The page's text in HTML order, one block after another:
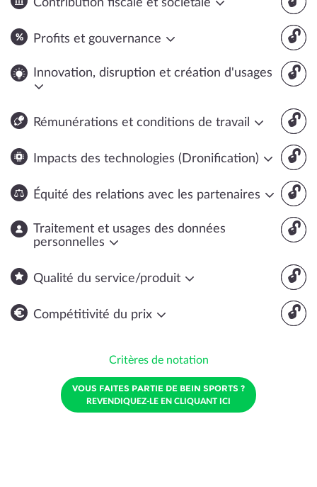
Contribution fiscale et sociétale
🔓
Profits et gouvernance
🔓
Innovation, disruption et création d'usages
🔓
Rémunérations et conditions de travail
🔓
Impacts des technologies (Dronification)
🔓
Équité des relations avec les partenaires
🔓
Traitement et usages des données
personnelles
🔓
Qualité du service/produit
🔓
Compétitivité du prix
Critères de notation
VOUS FAITES PARTIE DE BEIN SPORTS ?
REVENDIQUEZ-LE EN CLIQUANT ICI